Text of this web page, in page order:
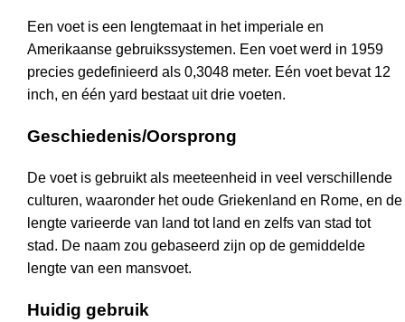
Een voet is een lengtemaat in het imperiale en
Amerikaanse gebruikssystemen. Een voet werd in 1959
precies gedefinieerd als 0,3048 meter. Eén voet bevat 12
inch, en één yard bestaat uit drie voeten.
Geschiedenis/Oorsprong
De voet is gebruikt als meeteenheid in veel verschillende
culturen, waaronder het oude Griekenland en Rome, en de
lengte varieerde van land tot land en zelfs van stad tot
stad. De naam zou gebaseerd zijn op de gemiddelde
lengte van een mansvoet.
Huidig gebruik